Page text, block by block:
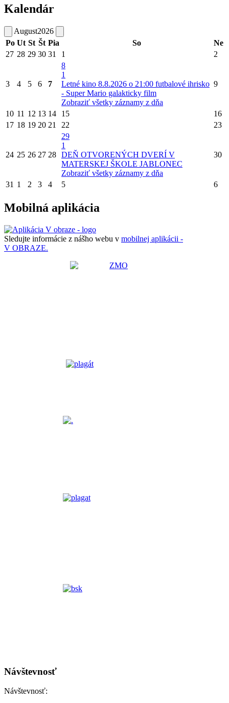
Kalendár
August2026
Po Ut St Št Pia So
Ne
27 28 29 30 31 1 2
3 4 5 6 7
8
1
Letné kino 8.8.2026 o 21:00 futbalové ihrisko
- Super Mario galakticky film
Zobraziť všetky záznamy z dňa
9
10 11 12 13 14 15
16
17 18 19 20 21 22 23
24 25 26 27 28
29
1
DEŇ OTVORENÝCH DVERÍ V
MATERSKEJ ŠKOLE JABLONEC
Zobraziť všetky záznamy z dňa
30
31 1 2 3 4 5 6
Mobilná aplikácia
Sledujte informácie z nášho webu v mobilnej aplikácii -
V OBRAZE.
Návštevnosť
Návštevnosť: